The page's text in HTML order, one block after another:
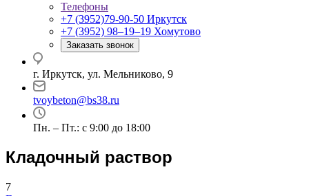
Телефоны
+7 (3952)79-90-50 Иркутск
+7 (3952) 98‒19‒19 Хомутово
Заказать звонок
г. Иркутск, ул. Мельниково, 9
tvoybeton@bs38.ru
Пн. – Пт.: с 9:00 до 18:00
Кладочный раствор
7